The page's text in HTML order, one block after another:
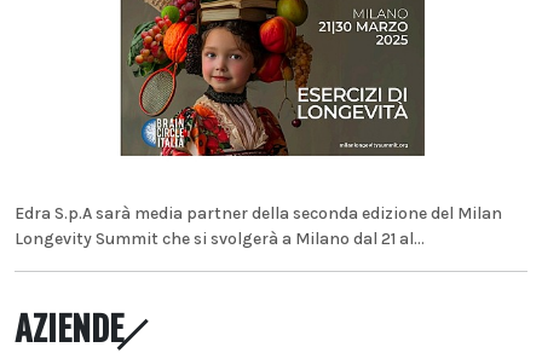
Edra S.p.A sarà media partner della seconda edizione del Milan
Longevity Summit che si svolgerà a Milano dal 21 al...
AZIENDE